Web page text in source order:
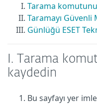
Tarama
Taramayı Güvenli
Günlüğü ESET
I. Tarama
kaydedin
Bu sayfayı yer